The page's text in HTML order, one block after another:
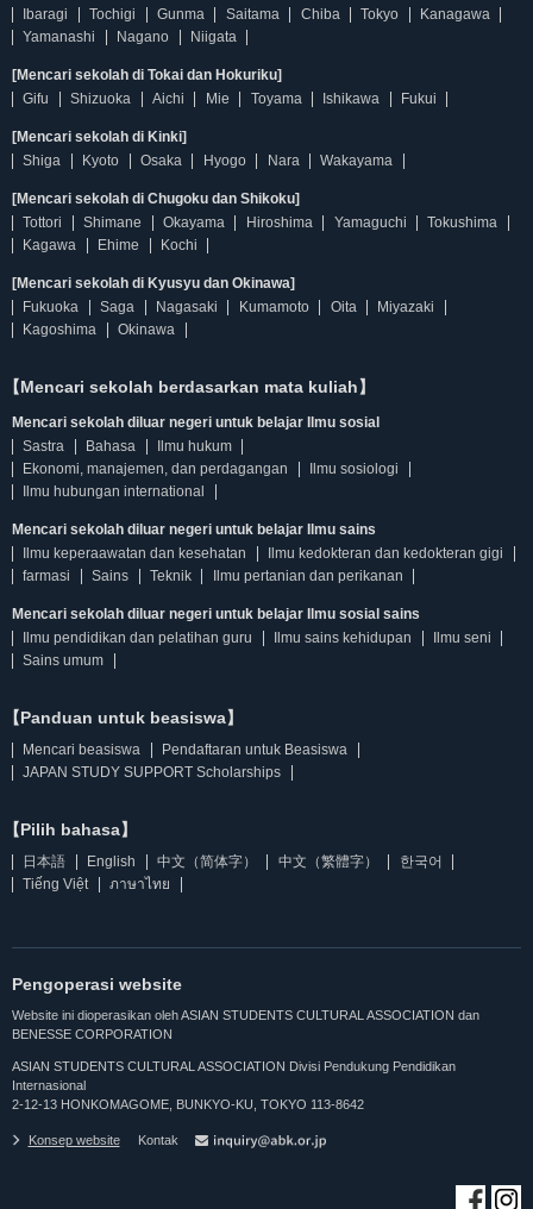
Ibaragi
Tochigi Gunma Saitama Chiba Tokyo
Kanagawa
Yamanashi
Nagano Niigata
[Mencari sekolah di Tokai dan Hokuriku]
Gifu
Shizuoka Aichi Mie Toyama Ishikawa Fukui
[Mencari sekolah di Kinki]
Shiga
Kyoto Osaka Hyogo Nara Wakayama
[Mencari sekolah di Chugoku dan Shikoku]
Tottori
Shimane Okayama Hiroshima Yamaguchi
Tokushima
Kagawa
Ehime Kochi
[Mencari sekolah di Kyusyu dan Okinawa]
Fukuoka
Saga Nagasaki Kumamoto Oita
Miyazaki
Kagoshima
Okinawa
【Mencari sekolah berdasarkan mata kuliah】
Mencari sekolah diluar negeri untuk belajar Ilmu sosial
Sastra
Bahasa
Ilmu hukum
Ekonomi, manajemen, dan perdagangan
Ilmu sosiologi
Ilmu hubungan international
Mencari sekolah diluar negeri untuk belajar Ilmu sains
Ilmu keperaawatan dan kesehatan
Ilmu kedokteran dan kedokteran gigi
farmasi
Sains Teknik Ilmu pertanian dan perikanan
Mencari sekolah diluar negeri untuk belajar Ilmu sosial sains
Ilmu pendidikan dan pelatihan guru
Ilmu sains kehidupan
Ilmu seni
Sains umum
【Panduan untuk beasiswa】
Mencari beasiswa
Pendaftaran untuk Beasiswa
JAPAN STUDY SUPPORT Scholarships
【Pilih bahasa】
日本語 English 中文（简体字） 中文（繁體字）
한국어
Tiếng Việt
ภาษาไทย
Pengoperasi website
Website ini dioperasikan oleh ASIAN STUDENTS CULTURAL ASSOCIATION dan
BENESSE CORPORATION
ASIAN STUDENTS CULTURAL ASSOCIATION Divisi Pendukung Pendidikan
Internasional
2-12-13 HONKOMAGOME, BUNKYO-KU, TOKYO 113-8642
Konsep website Kontak